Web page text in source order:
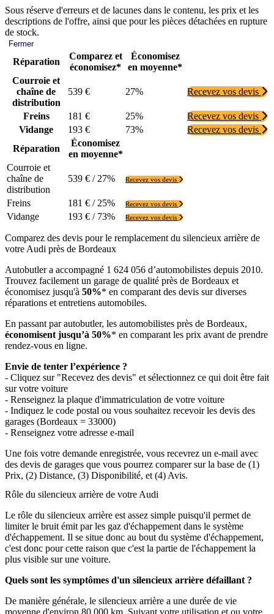
Sous réserve d'erreurs et de lacunes dans le contenu, les prix et les
descriptions de l'offre, ainsi que pour les pièces détachées en rupture
de stock.
Fermer
Réparation
Comparez et
économisez*
Économisez
en moyenne*
Courroie et
chaîne de
distribution
539 € 27% Recevez vos devis
Freins 181 € 25%
Recevez vos devis
Vidange
193 € 73%
Recevez vos devis
Réparation
Économisez
en moyenne*
Courroie et
chaîne de
distribution
539 € / 27% Recevez vos devis
Freins 181 € / 25% Recevez vos devis
Vidange 193 € / 73% Recevez vos devis
Comparez des devis pour le remplacement du silencieux arrière de
votre Audi près de Bordeaux
Autobutler a accompagné 1 624 056 d’automobilistes depuis 2010.
Trouvez facilement un garage de qualité près de Bordeaux et
économisez jusqu'à 50%* en comparant des devis sur diverses
réparations et entretiens automobiles.
En passant par autobutler, les automobilistes près de Bordeaux,
économisent jusqu’à 50%* en comparant les prix avant de prendre
rendez-vous en ligne.
Envie de tenter l’expérience ?
- Cliquez sur "Recevez des devis" et sélectionnez ce qui doit être fait
sur votre voiture
- Renseignez la plaque d'immatriculation de votre voiture
- Indiquez le code postal ou vous souhaitez recevoir les devis des
garages (Bordeaux = 33000)
- Renseignez votre adresse e-mail
Une fois votre demande enregistrée, vous recevrez un e-mail avec
des devis de garages que vous pourrez comparer sur la base de (1)
Prix, (2) Distance, (3) Disponibilité, et (4) Avis.
Rôle du silencieux arrière de votre Audi
Le rôle du silencieux arrière est assez simple puisqu'il permet de
limiter le bruit émit par les gaz d'échappement dans le système
d'échappement. Il se situe donc au bout du système d'échappement,
c'est donc pour cette raison que c'est la partie de l'échappement la
plus visible sur une voiture.
Quels sont les symptômes d'un silencieux arrière défaillant ?
De manière générale, le silencieux arrière a une durée de vie
moyenne d'environ 80 000 km. Suivant votre utilisation et ou votre